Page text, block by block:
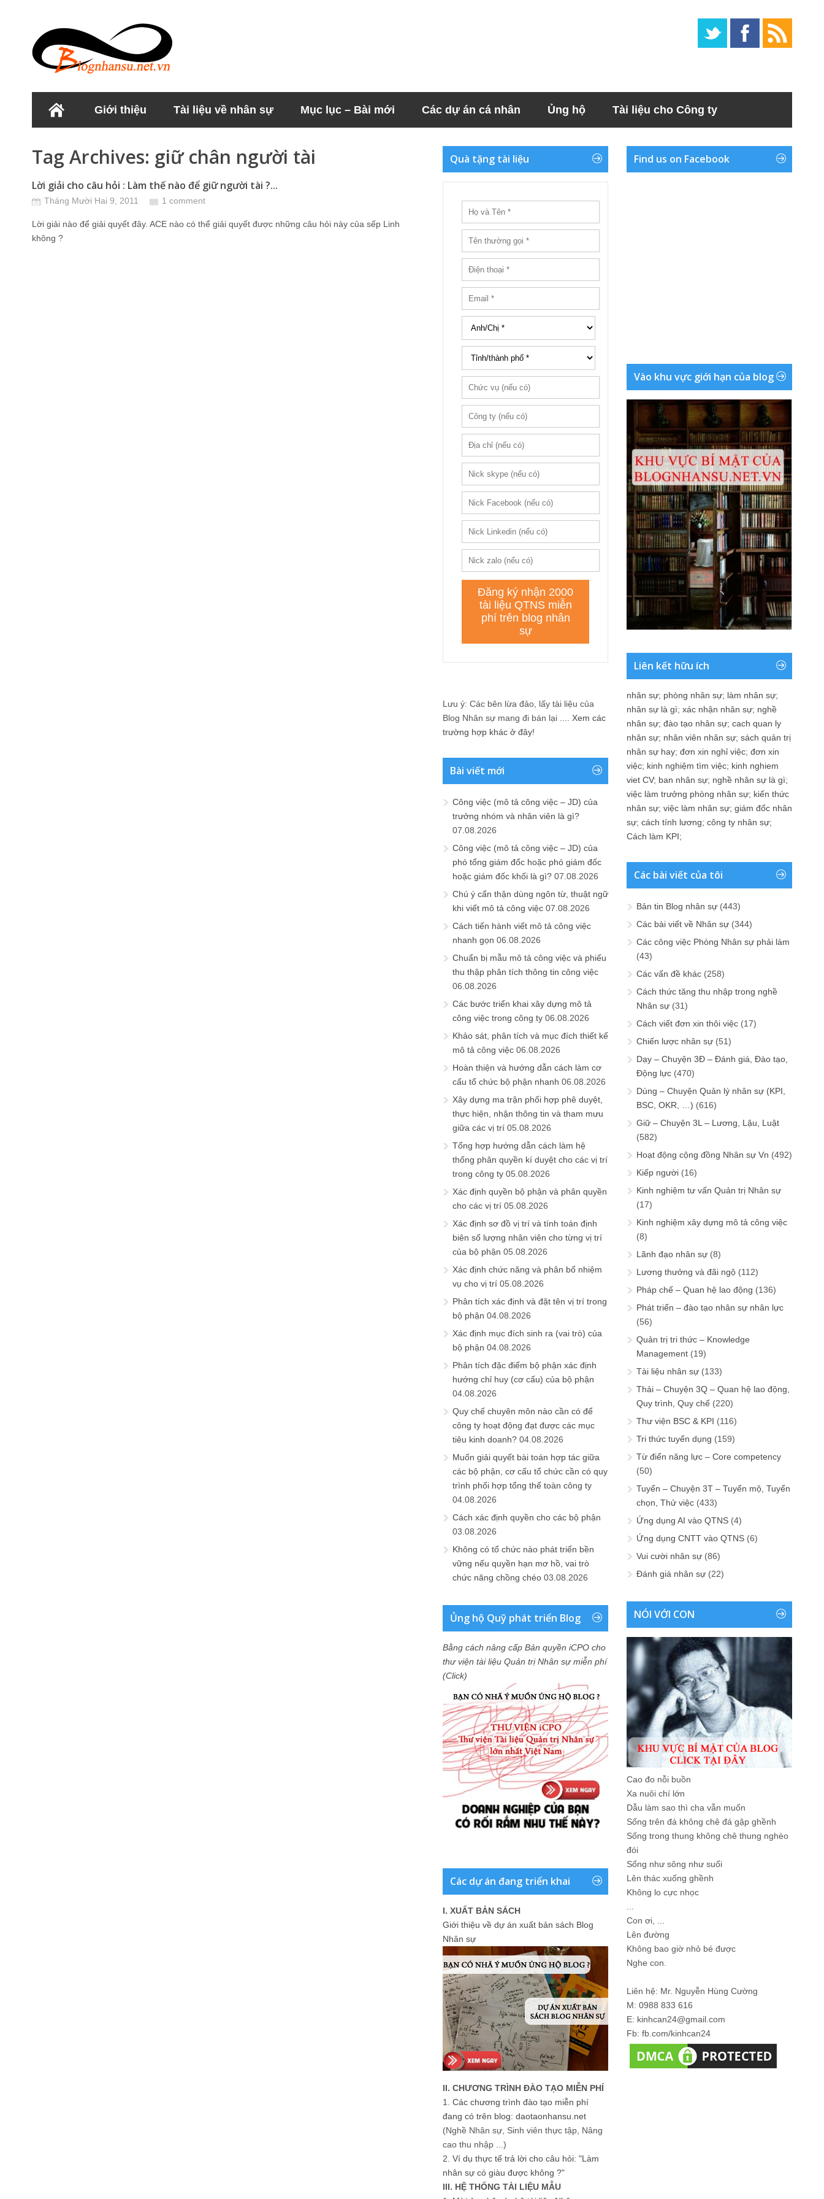
Giới thiệu Tài liệu về nhân sự Mục lục – Bài mới Các dự án cá nhân Ủng hộ Tài liệu cho Công ty
Tag Archives: giữ chân người tài
Lời giải cho câu hỏi : Làm thế nào để giữ người tài ?...
Tháng Mười Hai 9, 2011 1 comment
Lời giải nào để giải quyết đây. ACE nào có thể giải quyết được những câu hỏi này của sếp Linh
không ?
Quà tặng tài liệu
Lưu ý: Các bên lừa đảo, lấy tài liệu của
Blog Nhân sự mang đi bán lại .... Xem các
trường hợp khác ở đây!
Bài viết mới
Công việc (mô tả công việc – JD) của
trưởng nhóm và nhân viên là gì?
07.08.2026
Công việc (mô tả công việc – JD) của
phó tổng giám đốc hoặc phó giám đốc
hoặc giám đốc khối là gì? 07.08.2026
Chú ý cẩn thận dùng ngôn từ, thuật ngữ
khi viết mô tả công việc 07.08.2026
Cách tiến hành viết mô tả công việc
nhanh gọn 06.08.2026
Chuẩn bị mẫu mô tả công việc và phiếu
thu thập phân tích thông tin công việc
06.08.2026
Các bước triển khai xây dựng mô tả
công việc trong công ty 06.08.2026
Khảo sát, phân tích và mục đích thiết kế
mô tả công việc 06.08.2026
Hoàn thiện và hướng dẫn cách làm cơ
cấu tổ chức bộ phận nhanh 06.08.2026
Xây dựng ma trận phối hợp phê duyệt,
thực hiện, nhận thông tin và tham mưu
giữa các vị trí 05.08.2026
Tổng hợp hướng dẫn cách làm hệ
thống phân quyền kí duyệt cho các vị trí
trong công ty 05.08.2026
Xác định quyền bộ phận và phân quyền
cho các vị trí 05.08.2026
Xác định sơ đồ vị trí và tính toán định
biên số lượng nhân viên cho từng vị trí
của bộ phận 05.08.2026
Xác định chức năng và phân bổ nhiệm
vụ cho vị trí 05.08.2026
Phân tích xác định và đặt tên vị trí trong
bộ phận 04.08.2026
Xác định mục đích sinh ra (vai trò) của
bộ phận 04.08.2026
Phân tích đặc điểm bộ phận xác định
hướng chỉ huy (cơ cấu) của bộ phận
04.08.2026
Quy chế chuyên môn nào cần có để
công ty hoạt động đạt được các mục
tiêu kinh doanh? 04.08.2026
Muốn giải quyết bài toán hợp tác giữa
các bộ phận, cơ cấu tổ chức cần có quy
trình phối hợp tổng thể toàn công ty
04.08.2026
Cách xác định quyền cho các bộ phận
03.08.2026
Không có tổ chức nào phát triển bền
vững nếu quyền hạn mơ hồ, vai trò
chức năng chồng chéo 03.08.2026
Ủng hộ Quỹ phát triển Blog
Bằng cách nâng cấp Bản quyền iCPO cho
thư viện tài liệu Quản trị Nhân sự miễn phí
(Click)
Các dự án đang triển khai
I. XUẤT BẢN SÁCH
Giới thiệu về dự án xuất bản sách Blog
Nhân sự
II. CHƯƠNG TRÌNH ĐÀO TẠO MIỄN PHÍ
1. Các chương trình đào tạo miễn phí
đang có trên blog: daotaonhansu.net
(Nghề Nhân sự, Sinh viên thực tập, Nâng
cao thu nhập ...)
2. Ví dụ thực tế trả lời cho câu hỏi: "Làm
nhân sự có giàu được không ?"
III. HỆ THỐNG TÀI LIỆU MẪU
Find us on Facebook
Vào khu vực giới hạn của blog
Liên kết hữu ích
nhân sự; phòng nhân sự; làm nhân sự;
nhân sự là gì; xác nhận nhân sự; nghề
nhân sự; đào tạo nhân sự; cach quan ly
nhân sự; nhân viên nhân sự; sách quản trị
nhân sự hay; đơn xin nghỉ việc; đơn xin
việc; kinh nghiệm tìm việc; kinh nghiem
viet CV; ban nhân sự; nghề nhân sự là gì;
việc làm trưởng phòng nhân sự; kiến thức
nhân sự; việc làm nhân sự; giám đốc nhân
sự; cách tính lương; công ty nhân sự;
Cách làm KPI;
Các bài viết của tôi
Bản tin Blog nhân sự (443)
Các bài viết về Nhân sự (344)
Các công việc Phòng Nhân sự phải làm
(43)
Các vấn đề khác (258)
Cách thức tăng thu nhập trong nghề
Nhân sự (31)
Cách viết đơn xin thôi việc (17)
Chiến lược nhân sự (51)
Dạy – Chuyện 3Đ – Đánh giá, Đào tạo,
Động lực (470)
Dùng – Chuyện Quản lý nhân sự (KPI,
BSC, OKR, …) (616)
Giữ – Chuyện 3L – Lương, Lậu, Luật
(582)
Hoạt động cộng đồng Nhân sự Vn (492)
Kiếp người (16)
Kinh nghiệm tư vấn Quản trị Nhân sự
(17)
Kinh nghiệm xây dựng mô tả công việc
(8)
Lãnh đạo nhân sự (8)
Lương thưởng và đãi ngộ (112)
Pháp chế – Quan hệ lao động (136)
Phát triển – đào tạo nhân sự nhân lực
(56)
Quản trị tri thức – Knowledge
Management (19)
Tài liệu nhân sự (133)
Thải – Chuyện 3Q – Quan hệ lao động,
Quy trình, Quy chế (220)
Thư viện BSC & KPI (116)
Tri thức tuyển dụng (159)
Từ điển năng lực – Core competency
(50)
Tuyển – Chuyện 3T – Tuyển mộ, Tuyển
chọn, Thử việc (433)
Ứng dụng AI vào QTNS (4)
Ứng dụng CNTT vào QTNS (6)
Vui cười nhân sự (86)
Đánh giá nhân sự (22)
NÓI VỚI CON
Cao đo nỗi buồn
Xa nuôi chí lớn
Dẫu làm sao thì cha vẫn muốn
Sống trên đá không chê đá gập ghềnh
Sống trong thung không chê thung nghèo
đói
Sống như sông như suối
Lên thác xuống ghềnh
Không lo cực nhọc
Con ơi, ...
Lên đường
Không bao giờ nhỏ bé được
Nghe con.
Liên hệ: Mr. Nguyễn Hùng Cường
M: 0988 833 616
E: kinhcan24@gmail.com
Fb: fb.com/kinhcan24